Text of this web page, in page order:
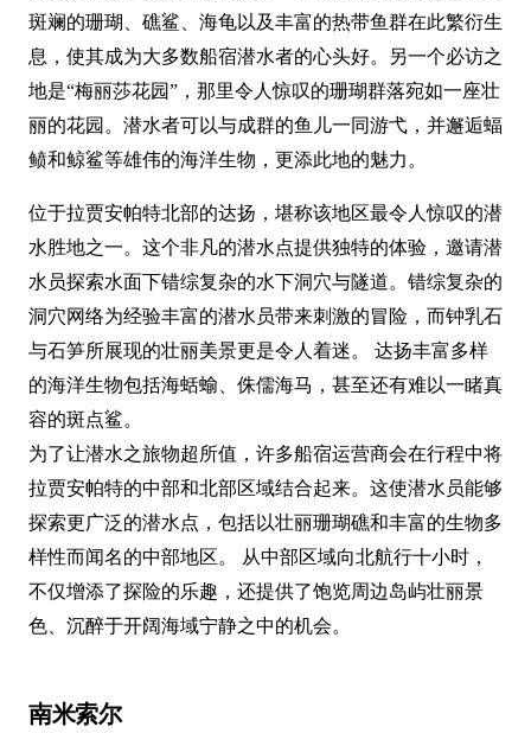
斑斓的珊瑚、礁鲨、海龟以及丰富的热带鱼群在此繁衍生
息，使其成为大多数船宿潜水者的心头好。另一个必访之
地是“梅丽莎花园”，那里令人惊叹的珊瑚群落宛如一座壮
丽的花园。潜水者可以与成群的鱼儿一同游弋，并邂逅蝠
鲼和鲸鲨等雄伟的海洋生物，更添此地的魅力。
位于拉贾安帕特北部的达扬，堪称该地区最令人惊叹的潜
水胜地之一。这个非凡的潜水点提供独特的体验，邀请潜
水员探索水面下错综复杂的水下洞穴与隧道。错综复杂的
洞穴网络为经验丰富的潜水员带来刺激的冒险，而钟乳石
与石笋所展现的壮丽美景更是令人着迷。 达扬丰富多样
的海洋生物包括海蛞蝓、侏儒海马，甚至还有难以一睹真
容的斑点鲨。
为了让潜水之旅物超所值，许多船宿运营商会在行程中将
拉贾安帕特的中部和北部区域结合起来。这使潜水员能够
探索更广泛的潜水点，包括以壮丽珊瑚礁和丰富的生物多
样性而闻名的中部地区。 从中部区域向北航行十小时，
不仅增添了探险的乐趣，还提供了饱览周边岛屿壮丽景
色、沉醉于开阔海域宁静之中的机会。
南米索尔